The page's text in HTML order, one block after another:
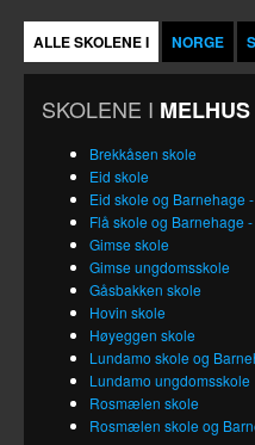
ALLE SKOLENE I NORGE
SKOLENE I MELHUS
Brekkåsen skole
Eid skole
Eid skole og Barnehage
Flå skole og Barnehage
Gimse skole
Gimse ungdomsskole
Gåsbakken skole
Hovin skole
Høyeggen skole
Lundamo skole og
Lundamo ungdomsskole
Rosmælen skole
Rosmælen skole og